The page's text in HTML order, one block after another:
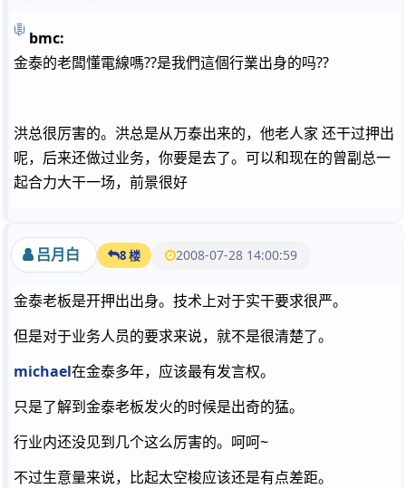
bmc:
金泰的老闆懂電線嗎??是我們這個行業出身的吗??
洪总很厉害的。洪总是从万泰出来的，他老人家 还干过押出
呢，后来还做过业务，你要是去了。可以和现在的曾副总一
起合力大干一场，前景很好
吕月白 8 楼 2008-07-28 14:00:59
金泰老板是开押出出身。技术上对于实干要求很严。
但是对于业务人员的要求来说，就不是很清楚了。
michael在金泰多年，应该最有发言权。
只是了解到金泰老板发火的时候是出奇的猛。
行业内还没见到几个这么厉害的。呵呵~
不过生意量来说，比起太空梭应该还是有点差距。